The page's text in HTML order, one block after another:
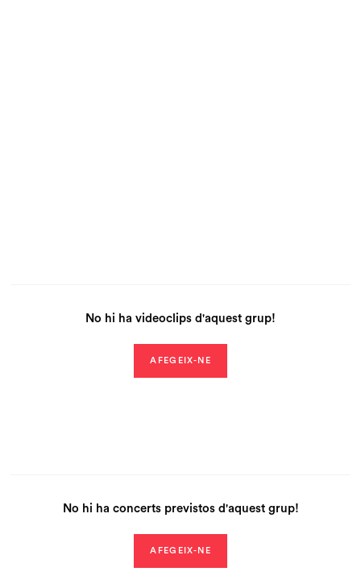
No hi ha videoclips d'aquest grup!
AFEGEIX-NE
No hi ha concerts previstos d'aquest grup!
AFEGEIX-NE